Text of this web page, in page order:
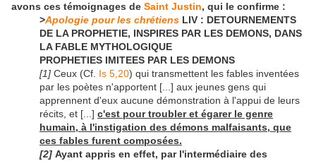
avons ces témoignages de Saint Justin, qui le confirme :
>Apologie pour les chrétiens LIV : DETOURNEMENTS
DE LA PROPHETIE, INSPIRES PAR LES DEMONS, DANS
LA FABLE MYTHOLOGIQUE
PROPHETIES IMITEES PAR LES DEMONS
[1] Ceux (Cf. Is 5,20) qui transmettent les fables inventées
par les poètes n'apportent [...] aux jeunes gens qui
apprennent d'eux aucune démonstration à l'appui de leurs
récits, et [...] c'est pour troubler et égarer le genre
humain, à l'instigation des démons malfaisants, que
ces fables furent composées.
[2] Ayant appris en effet, par l'intermédiaire des